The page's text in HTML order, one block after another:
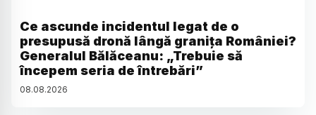
Ce ascunde incidentul legat de o
presupusă dronă lângă granița României?
Generalul Bălăceanu: „Trebuie să
începem seria de întrebări”
08.08.2026